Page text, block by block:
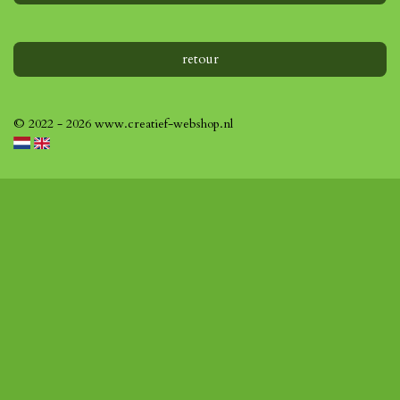
retour
© 2022 - 2026 www.creatief-webshop.nl